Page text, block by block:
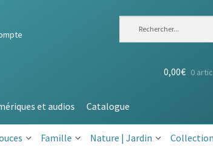
0,00€ 0
et audios Catalogue
Famille Nature | Jardin